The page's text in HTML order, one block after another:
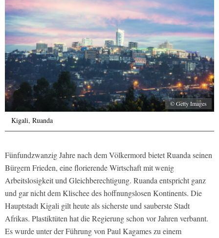
© Getty Images
Kigali, Ruanda
Fünfundzwanzig Jahre nach dem Völkermord bietet Ruanda seinen
Bürgern Frieden, eine florierende Wirtschaft mit wenig
Arbeitslosigkeit und Gleichberechtigung. Ruanda entspricht ganz
und gar nicht dem Klischee des hoffnungslosen Kontinents. Die
Hauptstadt Kigali gilt heute als sicherste und sauberste Stadt
Afrikas. Plastiktüten hat die Regierung schon vor Jahren verbannt.
Es wurde unter der Führung von Paul Kagames zu einem